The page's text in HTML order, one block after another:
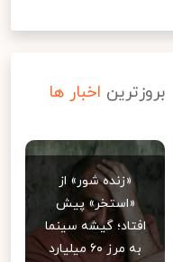
بروزترین اخبار ها
«زنده شور» از
«استخر» پیش
افتاد؛ گیشه سینما
به مرز ۶۰ میلیارد